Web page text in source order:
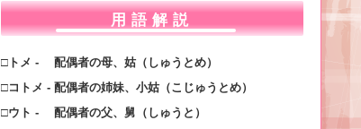
用語解説
□トメ - 配偶者の母、姑（しゅうとめ）
□コトメ - 配偶者の姉妹、小姑（こじゅうとめ）
□ウト - 配偶者の父、舅（しゅうと）